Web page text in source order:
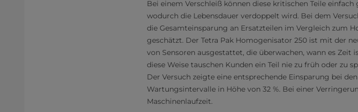
Bei einem Verschleiß können diese kritischen Teile
wodurch die Lebensdauer verdoppelt wird. Bei dem
die Gesamteinsparung an Ersatzteilen im Vergleich zum
geschätzt. Der Tetra Pak Homogenisator 250 ist mit der
von Sensoren ausgestattet, die überwachen, wann es Zeit
diese Weise tauschen Kunden ein Teil nie zu früh oder zu
Der Versuch zeigte eine entsprechende Einsparung bei
Wartungsintervalle in Höhe von 32 %. Bei einer
Maschinenlaufzeit.